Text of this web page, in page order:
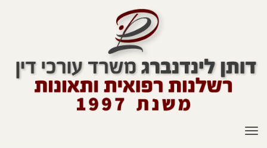
תפריט